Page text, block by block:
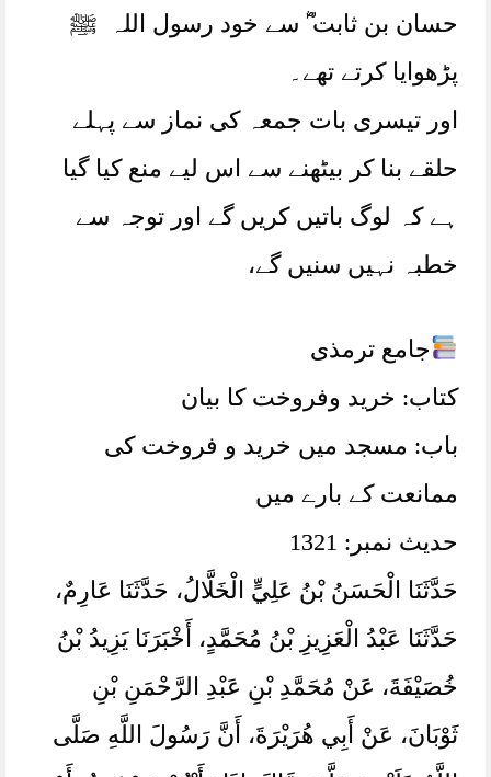
حسان بن ثابت ؓ سے خود رسول اللہ ﷺ
پڑھوایا کرتے تھے۔
اور تیسری بات جمعہ کی نماز سے پہلے
حلقے بنا کر بیٹھنے سے اس لیے منع کیا گیا
ہے کہ لوگ باتیں کریں گے اور توجہ سے
خطبہ نہیں سنیں گے،
جامع ترمذی
کتاب: خرید وفروخت کا بیان
باب: مسجد میں خرید و فروخت کی
ممانعت کے بارے میں
حدیث نمبر: 1321
حَدَّثَنَا الْحَسَنُ بْنُ عَلِيٍّ الْخَلَّالُ، حَدَّثَنَا عَارِمٌ،
حَدَّثَنَا عَبْدُ الْعَزِيزِ بْنُ مُحَمَّدٍ، أَخْبَرَنَا يَزِيدُ بْنُ
خُصَيْفَةَ، عَنْ مُحَمَّدِ بْنِ عَبْدِ الرَّحْمَنِ بْنِ
ثَوْبَانَ، عَنْ أَبِي هُرَيْرَةَ، أَنَّ رَسُولَ اللَّهِ صَلَّى